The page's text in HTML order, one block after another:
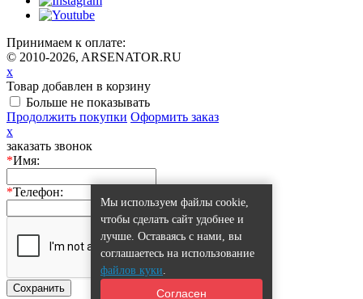
Мы используем файлы cookie,
чтобы сделать сайт удобнее и
лучше. Оставаясь с нами, вы
соглашаетесь на использование
файлов куки.
Согласен
Принимаем к оплате:
© 2010-2026, ARSENATOR.RU
x
Товар добавлен в корзину
Больше не показывать
Продолжить покупки Оформить заказ
x
заказать звонок
*Имя:
*Телефон:
Сохранить